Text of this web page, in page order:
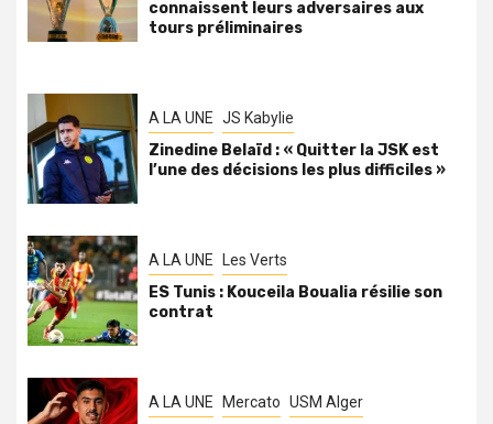
connaissent leurs adversaires aux
tours préliminaires
A LA UNE JS Kabylie
Zinedine Belaïd : « Quitter la JSK est
l’une des décisions les plus difficiles »
A LA UNE Les Verts
ES Tunis : Kouceila Boualia résilie son
contrat
A LA UNE Mercato USM Alger